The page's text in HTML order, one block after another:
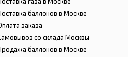
баллонов в Москве
заказа
со склада Москвы
баллонов в Москве